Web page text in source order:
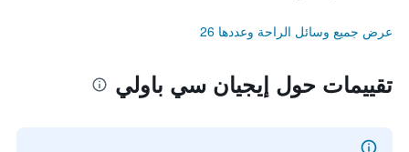
عرض جميع وسائل الراحة وعددها 26
تقييمات حول إيجيان سي باولي